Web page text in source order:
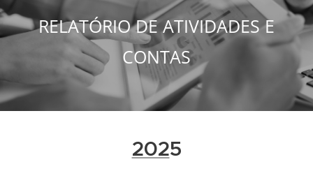
RELATÓRIO DE ATIVIDADES E
CONTAS
2025